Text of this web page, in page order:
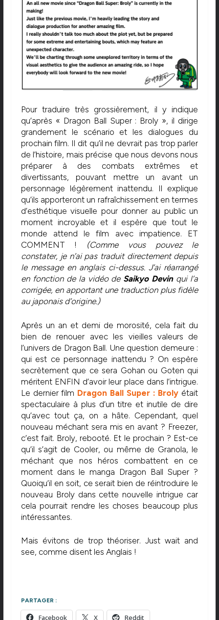
Pour traduire très grossièrement, il y indique
qu’après « Dragon Ball Super : Broly », il dirige
grandement le scénario et les dialogues du
prochain film. Il dit qu’il ne devrait pas trop parler
de l’histoire, mais précise que nous devons nous
préparer à des combats extrêmes et
divertissants, pouvant mettre un avant un
personnage légèrement inattendu. Il explique
qu’ils apporteront un rafraîchissement en termes
d’esthétique visuelle pour donner au public un
moment incroyable et il espère que tout le
monde attend le film avec impatience. ET
COMMENT ! (Comme vous pouvez le
constater, je n’ai pas traduit directement depuis
le message en anglais ci-dessus. J’ai réarrangé
en fonction de la vidéo de Saikyo Devinqui l’a
corrigée, en apportant une traduction plus fidèle
au japonais d’origine.)
Après un an et demi de morosité, cela fait du
bien de renouer avec les vieilles valeurs de
l’univers de Dragon Ball. Une question demeure :
qui est ce personnage inattendu ? On espère
secrètement que ce sera Gohan ou Goten qui
méritent ENFIN d’avoir leur place dans l’intrigue.
Le dernier film Dragon Ball Super : Broly était
spectaculaire à plus d’un titre et inutile de dire
qu’avec tout ça, on a hâte. Cependant, quel
nouveau méchant sera mis en avant ? Freezer,
c’est fait. Broly, rebooté. Et le prochain ? Est-ce
qu’il s’agit de Cooler, ou même de Granola, le
méchant que nos héros combattent en ce
moment dans le manga Dragon Ball Super ?
Quoiqu’il en soit, ce serait bien de réintroduire le
nouveau Broly dans cette nouvelle intrigue car
cela pourrait rendre les choses beaucoup plus
intéressantes.
Mais évitons de trop théoriser. Just wait and
see, comme disent les Anglais !
PARTAGER :
Facebook X Reddit